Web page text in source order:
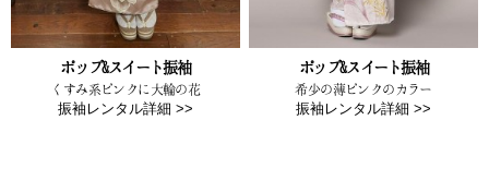
ポップ&スイート振袖
くすみ系ピンクに大輪の花
振袖レンタル詳細 >>
ポップ&スイート振袖
希少の薄ピンクのカラー
振袖レンタル詳細 >>